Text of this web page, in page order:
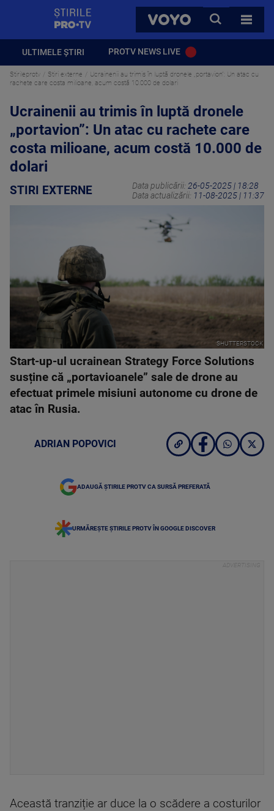
VOYO
CAUTA
TOATE
ULTIMELE ȘTIRI PROTV NEWS LIVE
Stirileprotv Stiri externe
Ucrainenii au trimis în luptă dronele „portavion”: Un atac cu
rachete care costa milioane, acum costă 10.000 de dolari
Ucrainenii au trimis în luptă dronele
„portavion”: Un atac cu rachete care
costa milioane, acum costă 10.000 de
dolari
STIRI EXTERNE Data publicării: 26-05-2025 | 18:28
Data actualizării: 11-08-2025 | 11:37
SHUTTERSTOCK
Start-up-ul ucrainean Strategy Force Solutions
susține că „portavioanele” sale de drone au
efectuat primele misiuni autonome cu drone de
atac în Rusia.
ADRIAN POPOVICI
ADAUGĂ ȘTIRILE PROTV CA SURSĂ PREFERATĂ
URMĂREȘTE ȘTIRILE PROTV ÎN GOOGLE DISCOVER
Această tranziție ar duce la o scădere a costurilor